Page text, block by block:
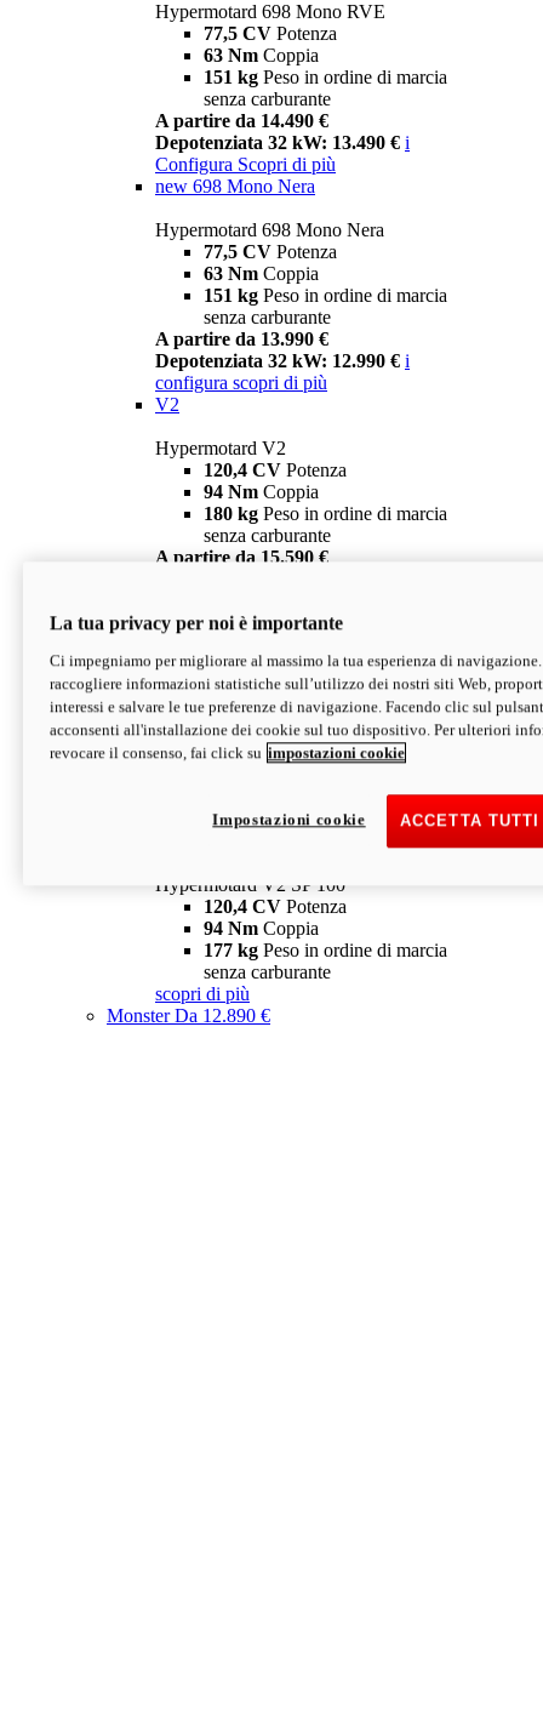
Hypermotard 698 Mono RVE
77,5 CV Potenza
63 Nm Coppia
151 kg Peso in ordine di marcia
senza carburante
A partire da 14.490 €
Depotenziata 32 kW: 13.490 € i
Configura Scopri di più
new 698 Mono Nera
Hypermotard 698 Mono Nera
77,5 CV Potenza
63 Nm Coppia
151 kg Peso in ordine di marcia
senza carburante
A partire da 13.990 €
Depotenziata 32 kW: 12.990 € i
configura scopri di più
V2
Hypermotard V2
120,4 CV Potenza
94 Nm Coppia
180 kg Peso in ordine di marcia
senza carburante
A partire da 15.590 €
V2 SP
Hypermotard V2 SP
120,4 CVPotenza
94 NmCoppia
177 kgPeso in ordine di marcia
senza carburante
Depotenziata 35 kW: 18.890 € i
configura scopri di più
Hypermotard V2 SP 100
120,4 CV Potenza
94 Nm Coppia
177 kg Peso in ordine di marcia
senza carburante
scopri di più
MonsterDa 12.890 €
La tua privacy per noi è importante
Ci impegniamo per migliorare al massimo la tua esperienza di
raccogliere informazioni statistiche sull’utilizzo dei nostri siti Web,
interessi e salvare le tue preferenze di navigazione. Facendo clic sul
acconsenti all'installazione dei cookie sul tuo dispositivo. Per ulteriori
revocare il consenso, fai click su impostazioni cookie
ACCETTA
Impostazioni cookie